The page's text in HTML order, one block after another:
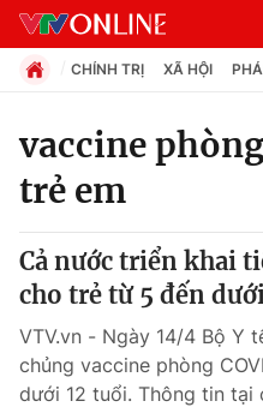
Chuyên mục
Chính trị
Xã hội
Pháp luật
CHÍNH TRỊ XÃ HỘI
vaccine
trẻ em
Cả nước triển khai
cho trẻ từ 5 đến
VTV.vn - Ngày 14/4 Bộ Y
chủng vaccine phòng
dưới 12 tuổi. Thông tin tại